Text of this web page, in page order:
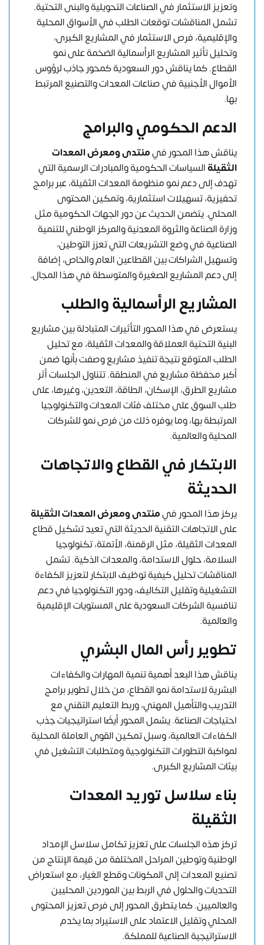
وتعزيز الاستثمار في الصناعات التحويلية والبنى التحتية.
تشمل المناقشات توقعات الطلب في الأسواق المحلية
والإقليمية، فرص الاستثمار في المشاريع الكبرى،
وتحليل تأثير المشاريع الرأسمالية الضخمة على نمو
القطاع. كما يناقش دور السعودية كمحور جاذب لرؤوس
الأموال الأجنبية في صناعات المعدات والتصنيع المرتبط
بها.
الدعم الحكومي والبرامج
يناقش هذا المحور فيمنتدى ومعرض المعدات
الثقيلةالسياسات الحكومية والمبادرات الرسمية التي
تهدف إلى دعم نمو منظومة المعدات الثقيلة، عبر برامج
تحفيزية، تسهيلات استثمارية، وتمكين المحتوى
المحلي. يتضمن الحديث عن دور الجهات الحكومية مثل
وزارة الصناعة والثروة المعدنية والمركز الوطني للتنمية
الصناعية في وضع التشريعات التي تعزز التوطين،
وتسهيل الشراكات بين القطاعين العام والخاص، إضافة
إلى دعم المشاريع الصغيرة والمتوسطة في هذا المجال.
المشاريع الرأسمالية والطلب
يستعرض في هذا المحور التأثيرات المتبادلة بين مشاريع
البنية التحتية العملاقة والمعدات الثقيلة، مع تحليل
الطلب المتوقع نتيجة تنفيذ مشاريع وصفت بأنها ضمن
أكبر محفظة مشاريع في المنطقة. تتناول الجلسات أثر
مشاريع الطرق، الإسكان، الطاقة، التعدين، وغيرها، على
طلب السوق على مختلف فئات المعدات والتكنولوجيا
المرتبطة بها، وما يوفره ذلك من فرص نمو للشركات
المحلية والعالمية.
الابتكار في القطاع والاتجاهات
الحديثة
يركز هذا المحور فيمنتدى ومعرض المعدات الثقيلة
على الاتجاهات التقنية الحديثة التي تعيد تشكيل قطاع
المعدات الثقيلة، مثل الرقمنة، الأتمتة، تكنولوجيا
السلامة، حلول الاستدامة، والمعدات الذكية. تشمل
المناقشات تحليل كيفية توظيف الابتكار لتعزيز الكفاءة
التشغيلية وتقليل التكاليف، ودور التكنولوجيا في دعم
تنافسية الشركات السعودية على المستويات الإقليمية
والعالمية.
تطوير رأس المال البشري
يناقش هذا البعد أهمية تنمية المهارات والكفاءات
البشرية لاستدامة نمو القطاع، من خلال تطوير برامج
التدريب والتأهيل المهني، وربط التعليم التقني مع
احتياجات الصناعة. يشمل المحور أيضًا استراتيجيات جذب
الكفاءات العالمية، وسبل تمكين القوى العاملة المحلية
لمواكبة التطورات التكنولوجية ومتطلبات التشغيل في
بيئات المشاريع الكبرى.
بناء سلاسل توريد المعدات
الثقيلة
تركز هذه الجلسات على تعزيز تكامل سلاسل الإمداد
الوطنية وتوطين المراحل المختلفة من قيمة الإنتاج من
تصنيع المعدات إلى المكونات وقطع الغيار، مع استعراض
التحديات والحلول في الربط بين الموردين المحليين
والعالميين. كما يتطرق المحور إلى فرص تعزيز المحتوى
المحلي وتقليل الاعتماد على الاستيراد بما يخدم
الاستراتيجية الصناعية للمملكة.